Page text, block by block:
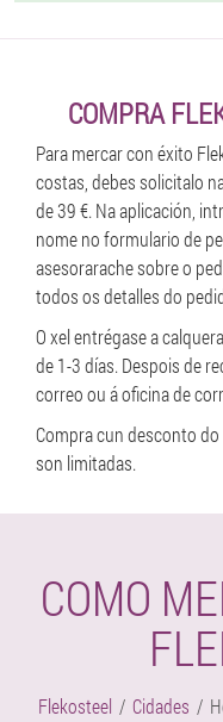
COMPRA
Para mercar con éxito
costas, debes solicitalo
de 39 €. Na aplicación,
nome no formulario de
asesorarache sobre o
todos os detalles do
O xel entrégase a
de 1-3 días. Despois de
correo ou á oficina de
Compra cun desconto
son limitadas.
COMO
Flekosteel Cidades